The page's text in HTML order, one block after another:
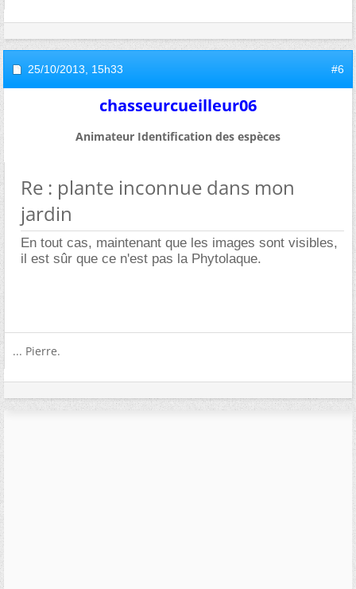
25/10/2013, 15h33 #6
chasseurcueilleur06
Animateur Identification des espèces
Re : plante inconnue dans mon
jardin
En tout cas, maintenant que les images sont visibles,
il est sûr que ce n'est pas la Phytolaque.
... Pierre.